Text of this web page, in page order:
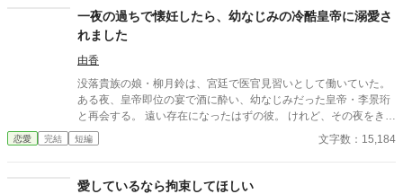
一夜の過ちで懐妊したら、幼なじみの冷酷皇帝に溺愛さ
れました
由香
没落貴族の娘・柳月鈴は、宮廷で医官見習いとして働いていた。
ある夜、皇帝即位の宴で酒に酔い、幼なじみだった皇帝・李景珩
と再会する。 遠い存在になったはずの彼。 けれど、その夜をきっ
かけに月鈴の運命は大きく動き出す。 冷酷と恐れられる皇帝が、
なぜか彼女だけには甘すぎて――。
恋愛 完結 短編 文字数：15,184
愛しているなら拘束してほしい